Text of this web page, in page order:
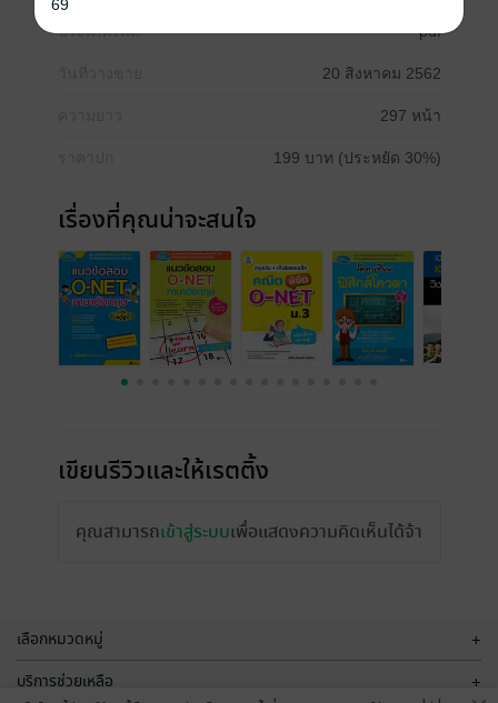
ประเภทไฟล์ pdf
20 สิงหาคม 2562
297 หน้า
199 บาท (ประหยัด 30%)
เรื่องที่คุณน่าจะสนใจ
เขียนรีวิวและให้เรตติ้ง
คุณสามารถเข้าสู่ระบบเพื่อแสดงความคิดเห็นได้จ้า
เลือกหมวดหมู่ +
บริการช่วยเหลือ +
69